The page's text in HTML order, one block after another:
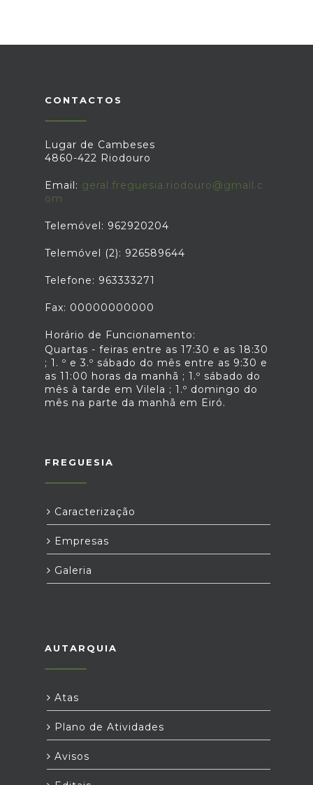
CONTACTOS
Lugar de Cambeses
4860-422 Riodouro
Email: geral.freguesia.riodouro@gmail.c
om
Telemóvel: 962920204
Telemóvel (2): 926589644
Telefone: 963333271
Fax: 00000000000
Horário de Funcionamento:
Quartas - feiras entre as 17:30 e as 18:30
; 1. º e 3.º sábado do mês entre as 9:30 e
as 11:00 horas da manhã ; 1.º sábado do
mês à tarde em Vilela ; 1.º domingo do
mês na parte da manhã em Eiró.
FREGUESIA
Caracterização
Empresas
Galeria
AUTARQUIA
Atas
Plano de Atividades
Avisos